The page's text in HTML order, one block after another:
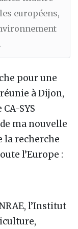
européens,
pour une
à Dijon,
SYS
ma nouvelle
la recherche
l’Europe :
l’Institut